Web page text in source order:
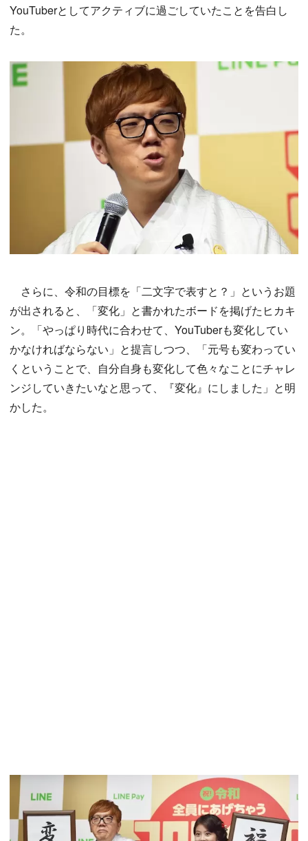
YouTuberとしてアクティブに過ごしていたことを告白し
た。
さらに、令和の目標を「二文字で表すと？」というお題
が出されると、「変化」と書かれたボードを掲げたヒカキ
ン。「やっぱり時代に合わせて、YouTuberも変化してい
かなければならない」と提言しつつ、「元号も変わってい
くということで、自分自身も変化して色々なことにチャレ
ンジしていきたいなと思って、『変化』にしました」と明
かした。